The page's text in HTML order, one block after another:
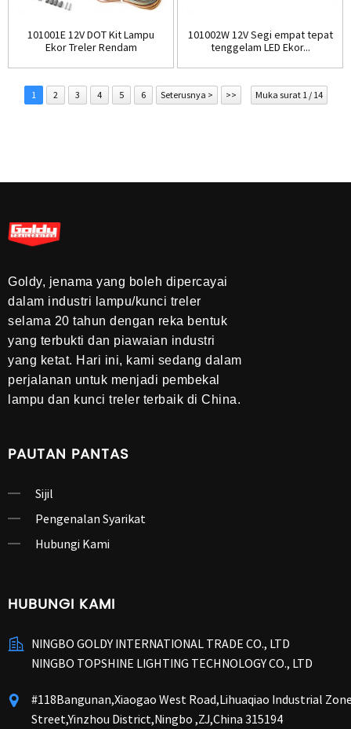
101001E 12V DOT Kit Lampu
Ekor Treler Rendam
101002W 12V Segi empat tepat
tenggelam LED Ekor...
1 2 3 4 5 6 Seterusnya > >> Muka surat 1 / 14
Goldy, jenama yang boleh dipercayai
dalam industri lampu/kunci treler
selama 20 tahun dengan reka bentuk
yang terbukti dan piawaian industri
yang ketat. Hari ini, kami sedang dalam
perjalanan untuk menjadi pembekal
lampu dan kunci treler terbaik di China.
PAUTAN PANTAS
Sijil
Pengenalan Syarikat
Hubungi Kami
HUBUNGI KAMI
NINGBO GOLDY INTERNATIONAL TRADE CO., LTD
NINGBO TOPSHINE LIGHTING TECHNOLOGY CO., LTD
#118Bangunan,Xiaogao West Road,Lihuaqiao Industrial
Street,Yinzhou District,Ningbo ,ZJ,China 315194